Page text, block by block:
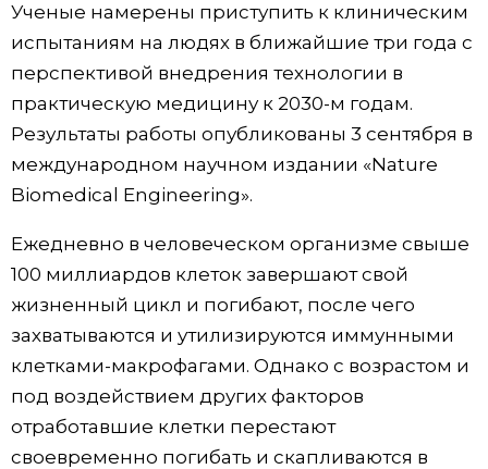
Экономика
Общество
Культура
Технологии
Токио
От редакции
Семья
Еда и напитки
Ученые намерены приступить к клиническим
испытаниям на людях в ближайшие три года с
перспективой внедрения технологии в
практическую медицину к 2030-м годам.
Результаты работы опубликованы 3 сентября в
международном научном издании «Nature
Biomedical Engineering».
Ежедневно в человеческом организме свыше
100 миллиардов клеток завершают свой
жизненный цикл и погибают, после чего
захватываются и утилизируются иммунными
клетками-макрофагами. Однако с возрастом и
под воздействием других факторов
отработавшие клетки перестают
своевременно погибать и скапливаются в